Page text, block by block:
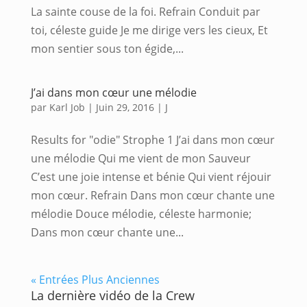
La sainte couse de la foi. Refrain Conduit par
toi, céleste guide Je me dirige vers les cieux, Et
mon sentier sous ton égide,...
J’ai dans mon cœur une mélodie
par Karl Job | Juin 29, 2016| J
Results for "odie" Strophe 1 J’ai dans mon cœur
une mélodie Qui me vient de mon Sauveur
C’est une joie intense et bénie Qui vient réjouir
mon cœur. Refrain Dans mon cœur chante une
mélodie Douce mélodie, céleste harmonie;
Dans mon cœur chante une...
« Entrées Plus Anciennes
La dernière vidéo de la Crew